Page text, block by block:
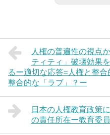
人権の普遍性の視点
ティティ」破壊効果
るー適切な応答=人権と整
整合的な「ラブ」？ー
日本の人権教育政策
の責任所在ー教育委